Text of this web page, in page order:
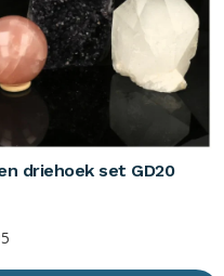
driehoek set GD20